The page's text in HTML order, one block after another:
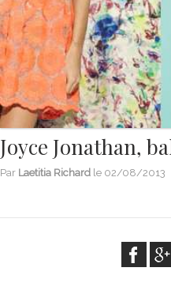
Joyce Jonathan,
Par Laetitia Richard le 02/08/2013